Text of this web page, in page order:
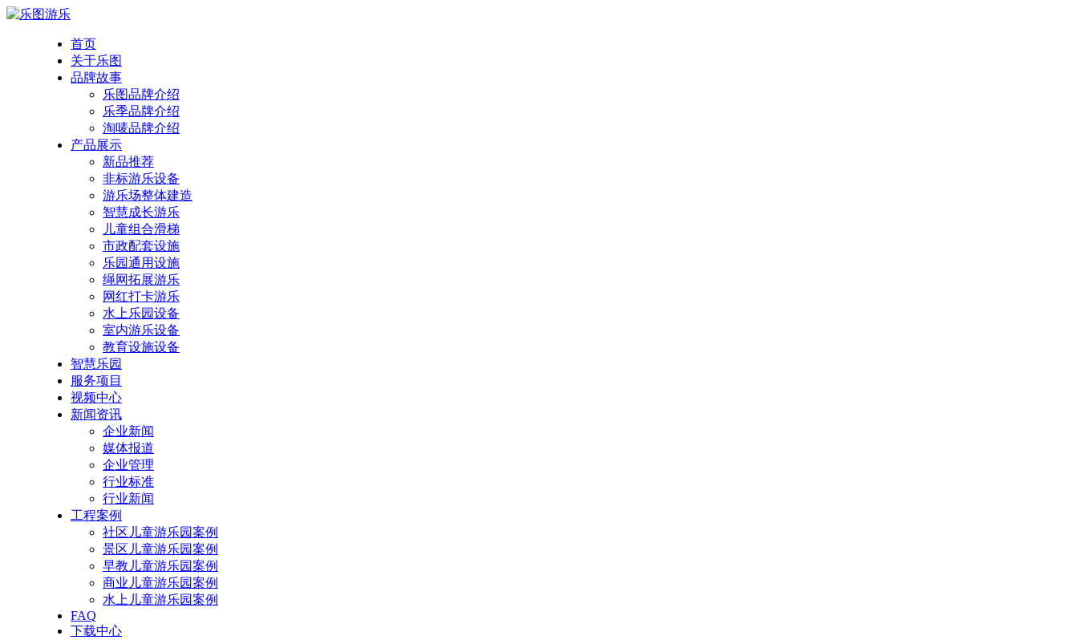
首页
关于乐图
品牌故事
乐图品牌介绍
乐季品牌介绍
淘唛品牌介绍
产品展示
新品推荐
非标游乐设备
游乐场整体建造
智慧成长游乐
儿童组合滑梯
市政配套设施
乐园通用设施
绳网拓展游乐
网红打卡游乐
水上乐园设备
室内游乐设备
教育设施设备
智慧乐园
服务项目
视频中心
新闻资讯
企业新闻
媒体报道
企业管理
行业标准
行业新闻
工程案例
社区儿童游乐园案例
景区儿童游乐园案例
早教儿童游乐园案例
商业儿童游乐园案例
水上儿童游乐园案例
FAQ
下载中心